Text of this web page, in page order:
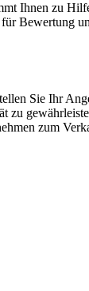
Ihnen zu
Bewertung
Sie Ihr
zum